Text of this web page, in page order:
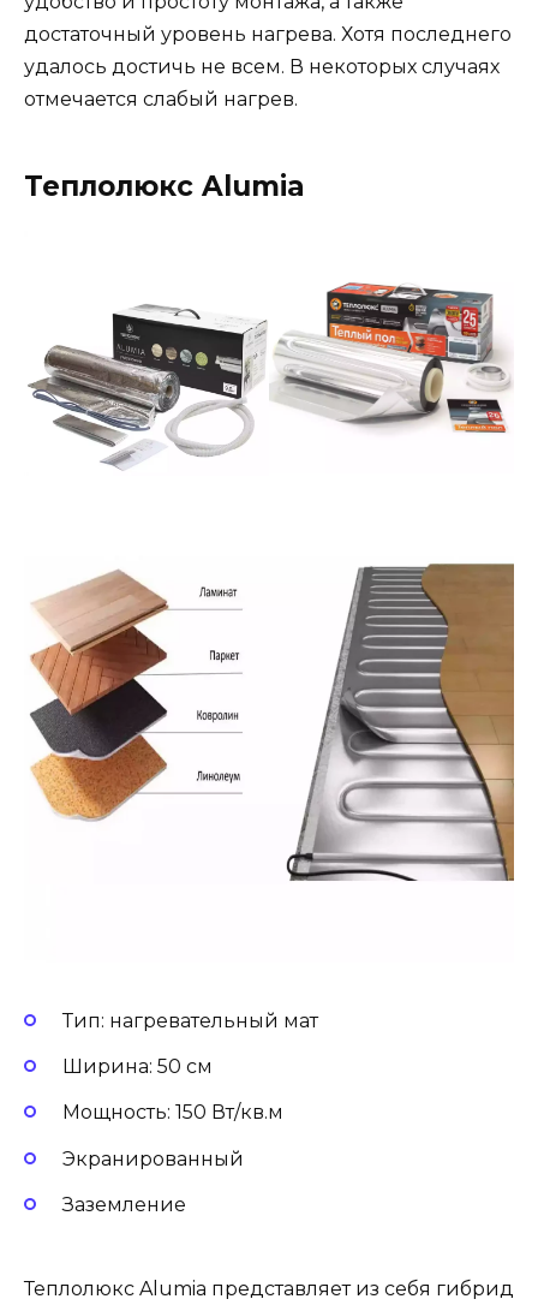
достаточный уровень нагрева. Хотя последнего
удалось достичь не всем. В некоторых случаях
отмечается слабый нагрев.
Теплолюкс Alumia
Тип: нагревательный мат
Ширина: 50 см
Мощность: 150 Вт/кв.м
Экранированный
Заземление
Теплолюкс Alumia представляет из себя гибрид